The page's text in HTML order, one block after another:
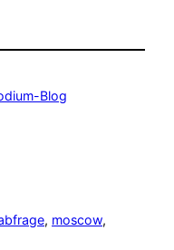
Blog
, moscow